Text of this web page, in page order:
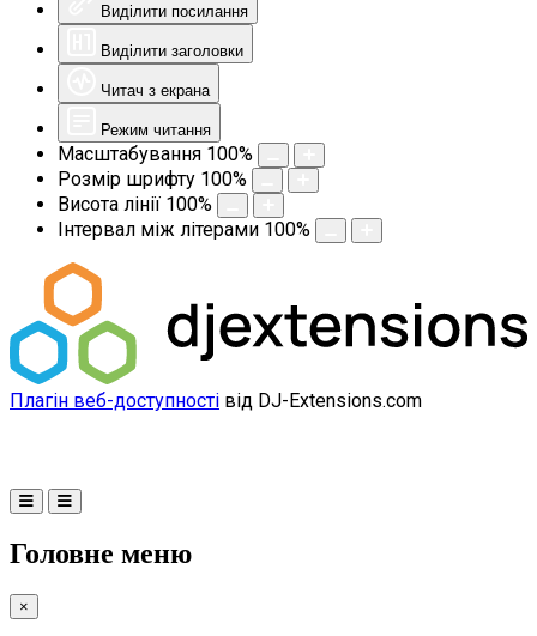
Виділити посилання
Виділити заголовки
Читач з екрана
Режим читання
Масштабування 100%
Розмір шрифту 100%
Висота лінії 100%
Інтервал між літерами 100%
Плагін веб-доступності від DJ-Extensions.com
Головне меню
×